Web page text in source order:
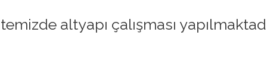
altyapı çalışması